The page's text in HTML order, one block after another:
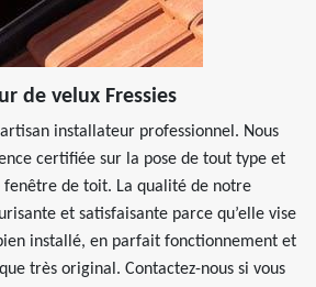
de velux Fressies
installateur professionnel. Nous
certifiée sur la pose de tout type et
fenêtre de toit. La qualité de notre
et satisfaisante parce qu’elle vise
installé, en parfait fonctionnement et
très original. Contactez-nous si vous